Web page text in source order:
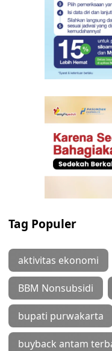
Tag Populer
aktivitas ekonomi
BBM Nonsubsidi
bupati purwakarta
buyback antam